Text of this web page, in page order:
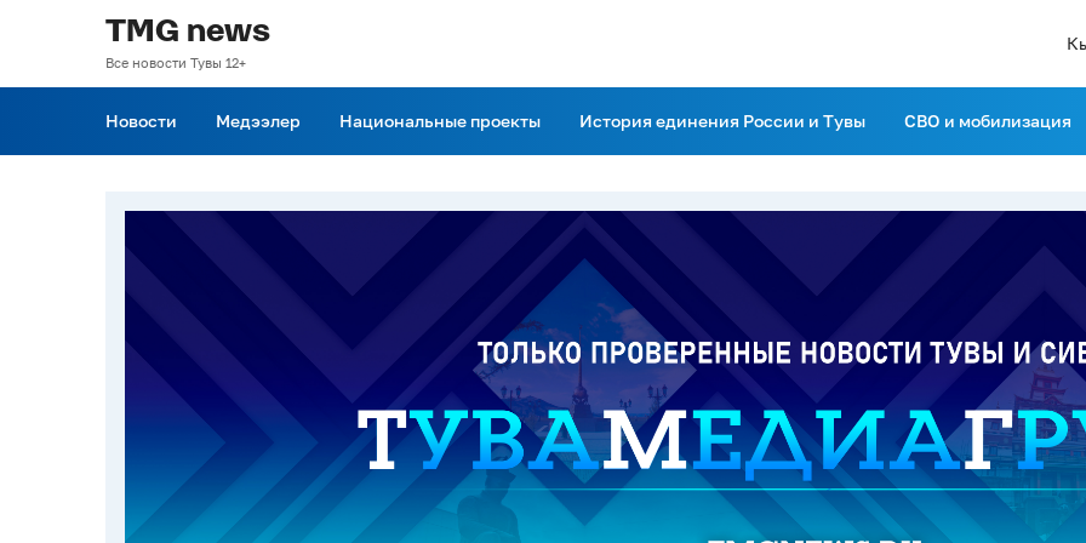
TMG news
Все новости Тувы 12+
Новости Медээлер Национальные проекты История единения России и Тувы СВО и мобилизация